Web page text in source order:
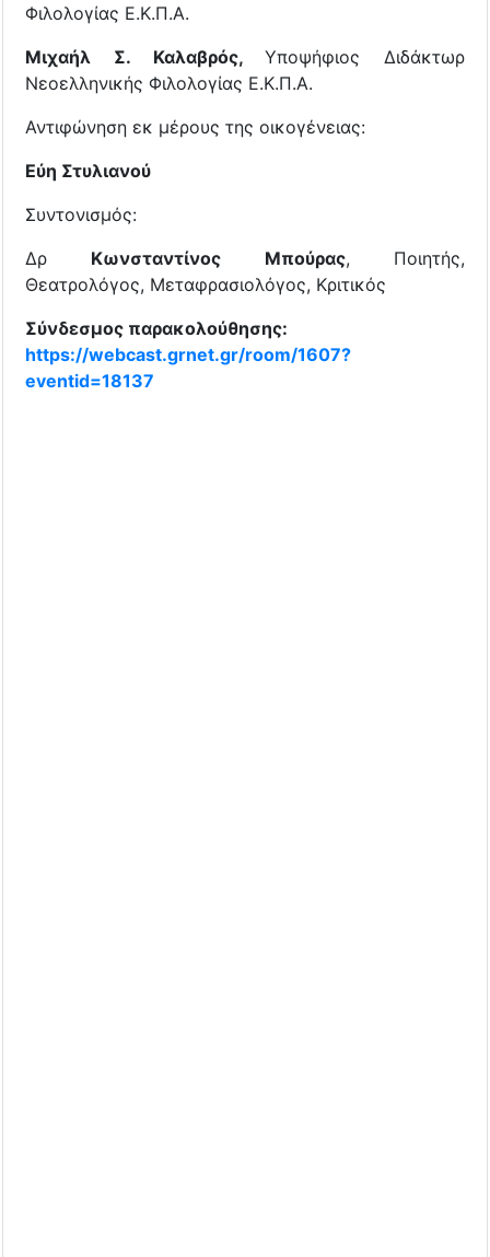
Φιλολογίας Ε.Κ.Π.Α.
Μιχαήλ Σ. Καλαβρός,Υποψήφιος Διδάκτωρ
Νεοελληνικής Φιλολογίας Ε.Κ.Π.Α.
Αντιφώνηση εκ μέρους της οικογένειας:
Εύη Στυλιανού
Συντονισμός:
Δρ Κωνσταντίνος Μπούρας, Ποιητής,
Θεατρολόγος, Μεταφρασιολόγος, Κριτικός
Σύνδεσμος παρακολούθησης:
https://webcast.grnet.gr/room/1607?
eventid=18137